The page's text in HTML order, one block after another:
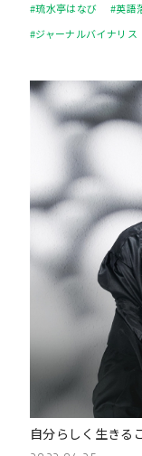
#琉水亭はなび #英語
#ジャーナルバイナリス
自分らしく生きる